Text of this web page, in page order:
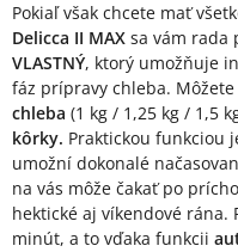
Pokiaľ však chcete mať
Delicca II MAX sa vám rada
VLASTNÝ, ktorý umožňuje
fáz prípravy chleba.
chleba (1 kg / 1,25 kg / 1,5
kôrky. Praktickou funkciou
umožní dokonalé
na vás môže čakať po
hektické aj víkendové rána.
minút, a to vďaka funkcii